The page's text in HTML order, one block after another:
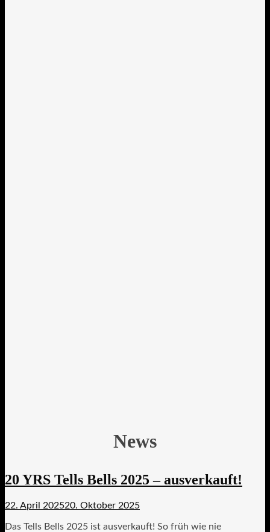
News
20 YRS Tells Bells 2025 – ausverkauft!
22. April 202520. Oktober 2025
Das Tells Bells 2025 ist ausverkauft! So früh wie nie